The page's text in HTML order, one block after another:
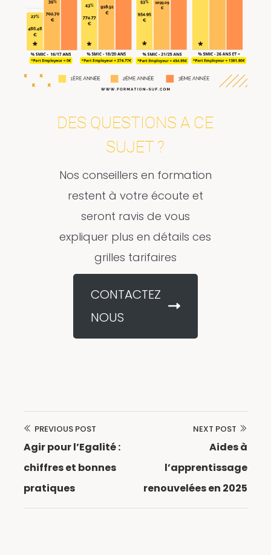
DES QUESTIONS A CE
SUJET ?
Nos conseillers en formation
restent à votre écoute et
seront ravis de vous
expliquer plus en détails ces
grilles tarifaires
CONTACTEZ
NOUS
Navigation
de
l’article
PREVIOUS POST
Agir pour l’Egalité :
chiffres et bonnes
pratiques
NEXT POST
Aides à
l’apprentissage
renouvelées en 2025